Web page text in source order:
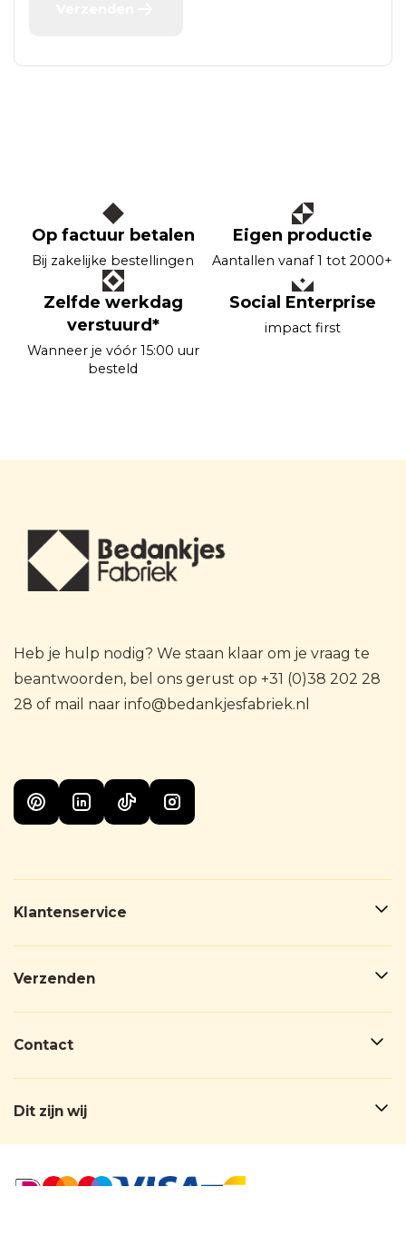
Op factuur betalen
Bij zakelijke bestellingen
Eigen productie
Aantallen vanaf 1 tot 2000+
Zelfde werkdag
verstuurd*
Wanneer je vóór 15:00 uur
besteld
Social Enterprise
impact first
Heb je hulp nodig? We staan klaar om je vraag te
beantwoorden, bel ons gerust op +31 (0)38 202 28
28 of mail naar info@bedankjesfabriek.nl
Klantenservice
Verzenden
Contact
Dit zijn wij